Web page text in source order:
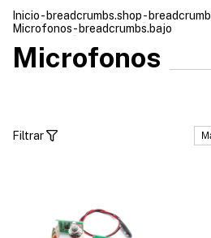
Inicio- breadcrumbs.shop-
Microfonos- breadcrumbs.bajo
Microfonos
Filtrar